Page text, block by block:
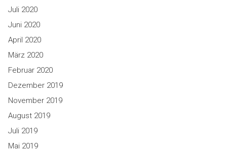
Juli 2020
Juni 2020
April 2020
März 2020
Februar 2020
Dezember 2019
November 2019
August 2019
Juli 2019
Mai 2019